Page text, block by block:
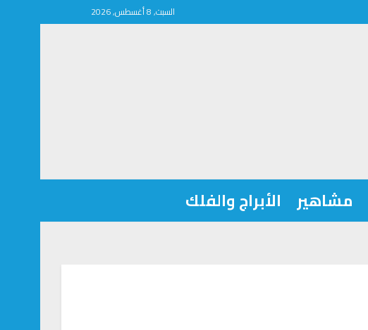
السبت, 8 أغسطس, 2026
مشاهير الأبراج والفلك